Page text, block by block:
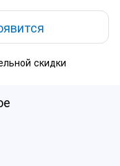
скидки